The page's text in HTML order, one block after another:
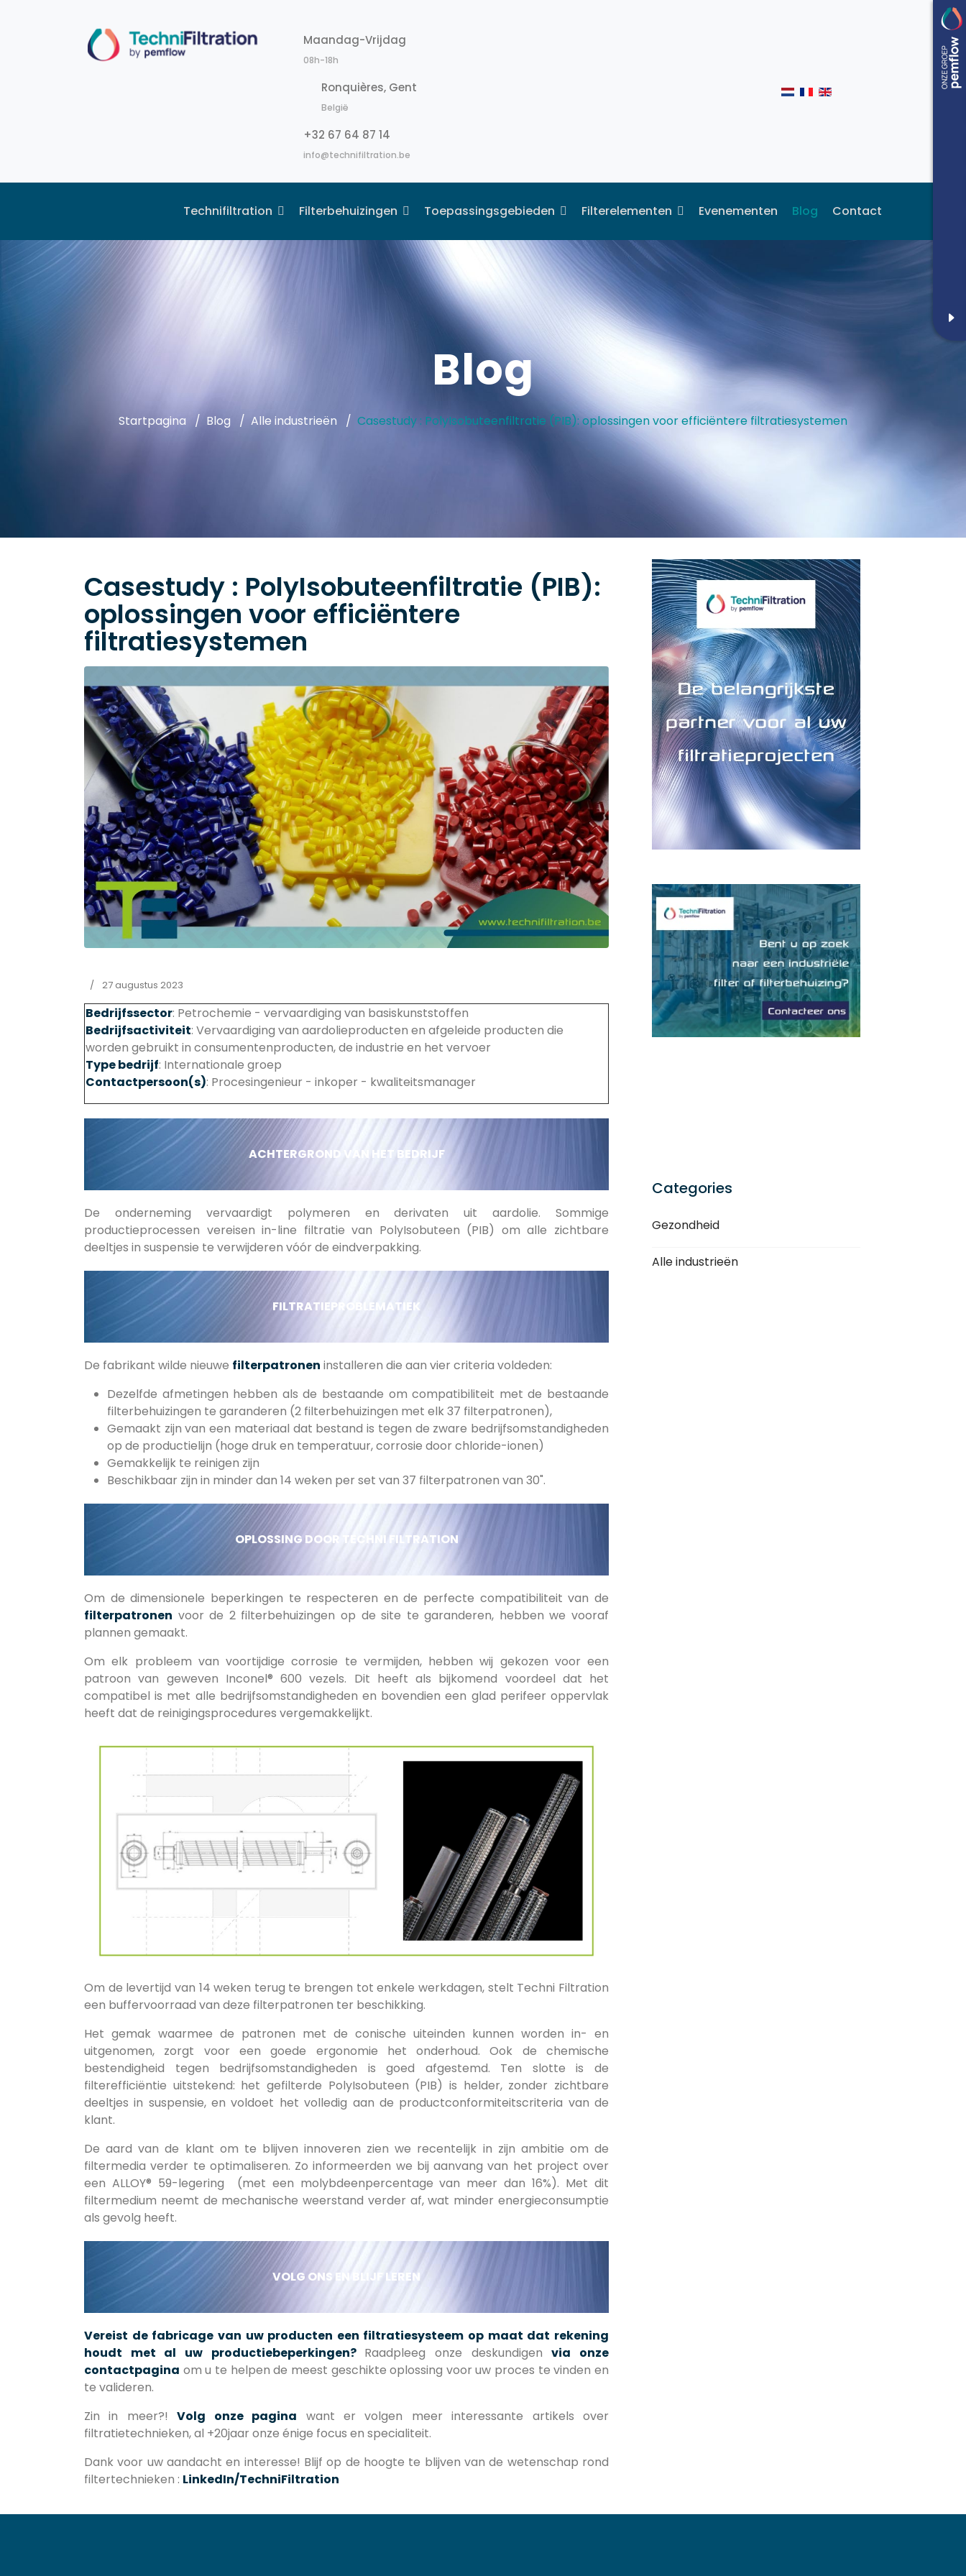
Maandag-Vrijdag
08h-18h
Ronquières, Gent
België
+32 67 64 87 14
info@technifiltration.be
Technifiltration Filterbehuizingen Toepassingsgebieden Filterelementen Evenementen Blog Contact
Blog
Startpagina Blog Alle industrieën Casestudy : PolyIsobuteenfiltratie (PIB): oplossingen voor efficiëntere filtratiesystemen
Casestudy : PolyIsobuteenfiltratie (PIB):
oplossingen voor efficiëntere
filtratiesystemen
27 augustus 2023
Bedrijfssector: Petrochemie - vervaardiging van basiskunststoffen
Bedrijfsactiviteit: Vervaardiging van aardolieproducten en afgeleide producten die
worden gebruikt in consumentenproducten, de industrie en het vervoer
Type bedrijf: Internationale groep
Contactpersoon(s): Procesingenieur - inkoper - kwaliteitsmanager
ACHTERGROND VAN HET BEDRIJF
De onderneming vervaardigt polymeren en derivaten uit aardolie. Sommige
productieprocessen vereisen in-line filtratie van PolyIsobuteen (PIB) om alle zichtbare
deeltjes in suspensie te verwijderen vóór de eindverpakking.
FILTRATIEPROBLEMATIEK
De fabrikant wilde nieuwe filterpatronen installeren die aan vier criteria voldeden:
Dezelfde afmetingen hebben als de bestaande om compatibiliteit met de bestaande
filterbehuizingen te garanderen (2 filterbehuizingen met elk 37 filterpatronen),
Gemaakt zijn van een materiaal dat bestand is tegen de zware bedrijfsomstandigheden
op de productielijn (hoge druk en temperatuur, corrosie door chloride-ionen)
Gemakkelijk te reinigen zijn
Beschikbaar zijn in minder dan 14 weken per set van 37 filterpatronen van 30".
OPLOSSING DOOR TECHNI FILTRATION
Om de dimensionele beperkingen te respecteren en de perfecte compatibiliteit van de
filterpatronen voor de 2 filterbehuizingen op de site te garanderen, hebben we vooraf
plannen gemaakt.
Om elk probleem van voortijdige corrosie te vermijden, hebben wij gekozen voor een
patroon van geweven Inconel® 600 vezels. Dit heeft als bijkomend voordeel dat het
compatibel is met alle bedrijfsomstandigheden en bovendien een glad perifeer oppervlak
heeft dat de reinigingsprocedures vergemakkelijkt.
Om de levertijd van 14 weken terug te brengen tot enkele werkdagen, stelt Techni Filtration
een buffervoorraad van deze filterpatronen ter beschikking.
Het gemak waarmee de patronen met de conische uiteinden kunnen worden in- en
uitgenomen, zorgt voor een goede ergonomie het onderhoud. Ook de chemische
bestendigheid tegen bedrijfsomstandigheden is goed afgestemd. Ten slotte is de
filterefficiëntie uitstekend: het gefilterde PolyIsobuteen (PIB) is helder, zonder zichtbare
deeltjes in suspensie, en voldoet het volledig aan de productconformiteitscriteria van de
klant.
De aard van de klant om te blijven innoveren zien we recentelijk in zijn ambitie om de
filtermedia verder te optimaliseren. Zo informeerden we bij aanvang van het project over
een ALLOY® 59-legering (met een molybdeenpercentage van meer dan 16%). Met dit
filtermedium neemt de mechanische weerstand verder af, wat minder energieconsumptie
als gevolg heeft.
VOLG ONS EN BLIJF LEREN
Vereist de fabricage van uw producten een filtratiesysteem op maat dat rekening
houdt met al uw productiebeperkingen? Raadpleeg onze deskundigenvia onze
contactpagina om u te helpen de meest geschikte oplossing voor uw proces te vinden en
te valideren.
Zin in meer?!Volg onze pagina want er volgen meer interessante artikels over
filtratietechnieken, al +20jaar onze énige focus en specialiteit.
Dank voor uw aandacht en interesse! Blijf op de hoogte te blijven van de wetenschap rond
filtertechnieken : LinkedIn/TechniFiltration
Categories
Gezondheid
Alle industrieën